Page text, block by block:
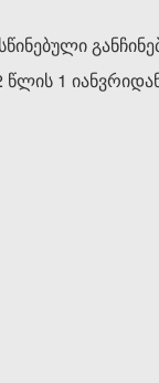
წლის 1